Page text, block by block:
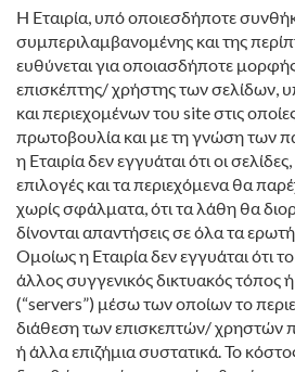
Η Εταιρία, υπό οποιεσδήποτε
συμπεριλαμβανομένης και της
ευθύνεται για οποιασδήποτε
επισκέπτης/ χρήστης των σελίδων,
και περιεχομένων του site στις
πρωτοβουλία και με τη γνώση των
η Εταιρία δεν εγγυάται ότι οι
επιλογές και τα περιεχόμενα θα
χωρίς σφάλματα, ότι τα λάθη θα
δίνονται απαντήσεις σε όλα τα
Ομοίως η Εταιρία δεν εγγυάται ότι
άλλος συγγενικός δικτυακός τόπος ή
(“servers”) μέσω των οποίων το
διάθεση των επισκεπτών/ χρηστών
ή άλλα επιζήμια συστατικά. Το